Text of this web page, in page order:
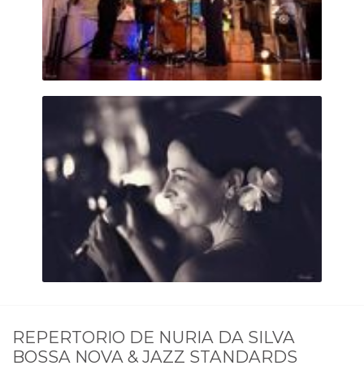
REPERTORIO DE NURIA DA SILVA
BOSSA NOVA & JAZZ STANDARDS